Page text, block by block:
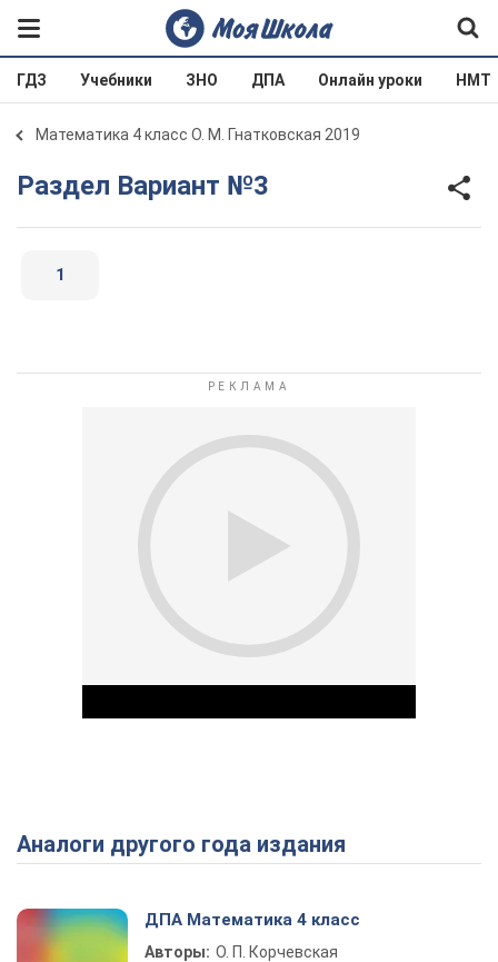
ГДЗ Учебники ЗНО ДПА Онлайн уроки НМТ
Математика 4 класс О. М. Гнатковская 2019
Раздел Вариант №3
1
Play Video
Аналоги другого года издания
ДПА Математика 4 класс
Авторы: О. П. Корчевская